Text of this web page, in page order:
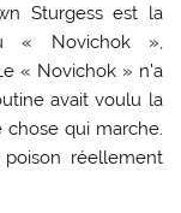
Sturgess est la
« Novichok »,
« Novichok » n’a
avait voulu la
qui marche.
réellement